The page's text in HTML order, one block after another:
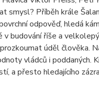
smysl? Příběh krále
odpověď, hledá
budování říše a
úděl člověka.
vládců i poddaných.
a přesto hledajícího